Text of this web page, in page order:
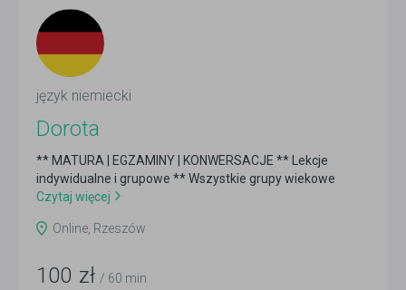
język niemiecki
Dorota
** MATURA | EGZAMINY | KONWERSACJE ** Lekcje
indywidualne i grupowe ** Wszystkie grupy wiekowe
Czytaj więcej
Online, Rzeszów
100 zł / 60 min